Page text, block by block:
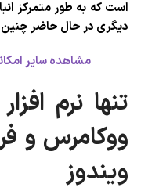
است که به طور متمرکز
دیگری در حال حاضر چنین
مشاهده سایر
تنها نرم
ووکامرس و
ویندوز